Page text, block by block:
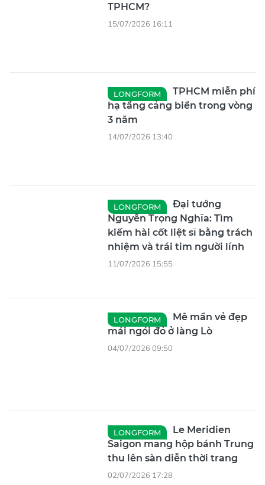
TPHCM?
15/07/2026 16:11
LONGFORM
TPHCM miễn phí
hạ tầng cảng biển trong vòng
3 năm
14/07/2026 13:40
LONGFORM
Đại tướng
Nguyễn Trọng Nghĩa: Tìm
kiếm hài cốt liệt sĩ bằng trách
nhiệm và trái tim người lính
11/07/2026 15:55
LONGFORM
Mê mẩn vẻ đẹp
mái ngói đỏ ở làng Lò
04/07/2026 09:50
LONGFORM
Le Meridien
Saigon mang hộp bánh Trung
thu lên sàn diễn thời trang
02/07/2026 17:28